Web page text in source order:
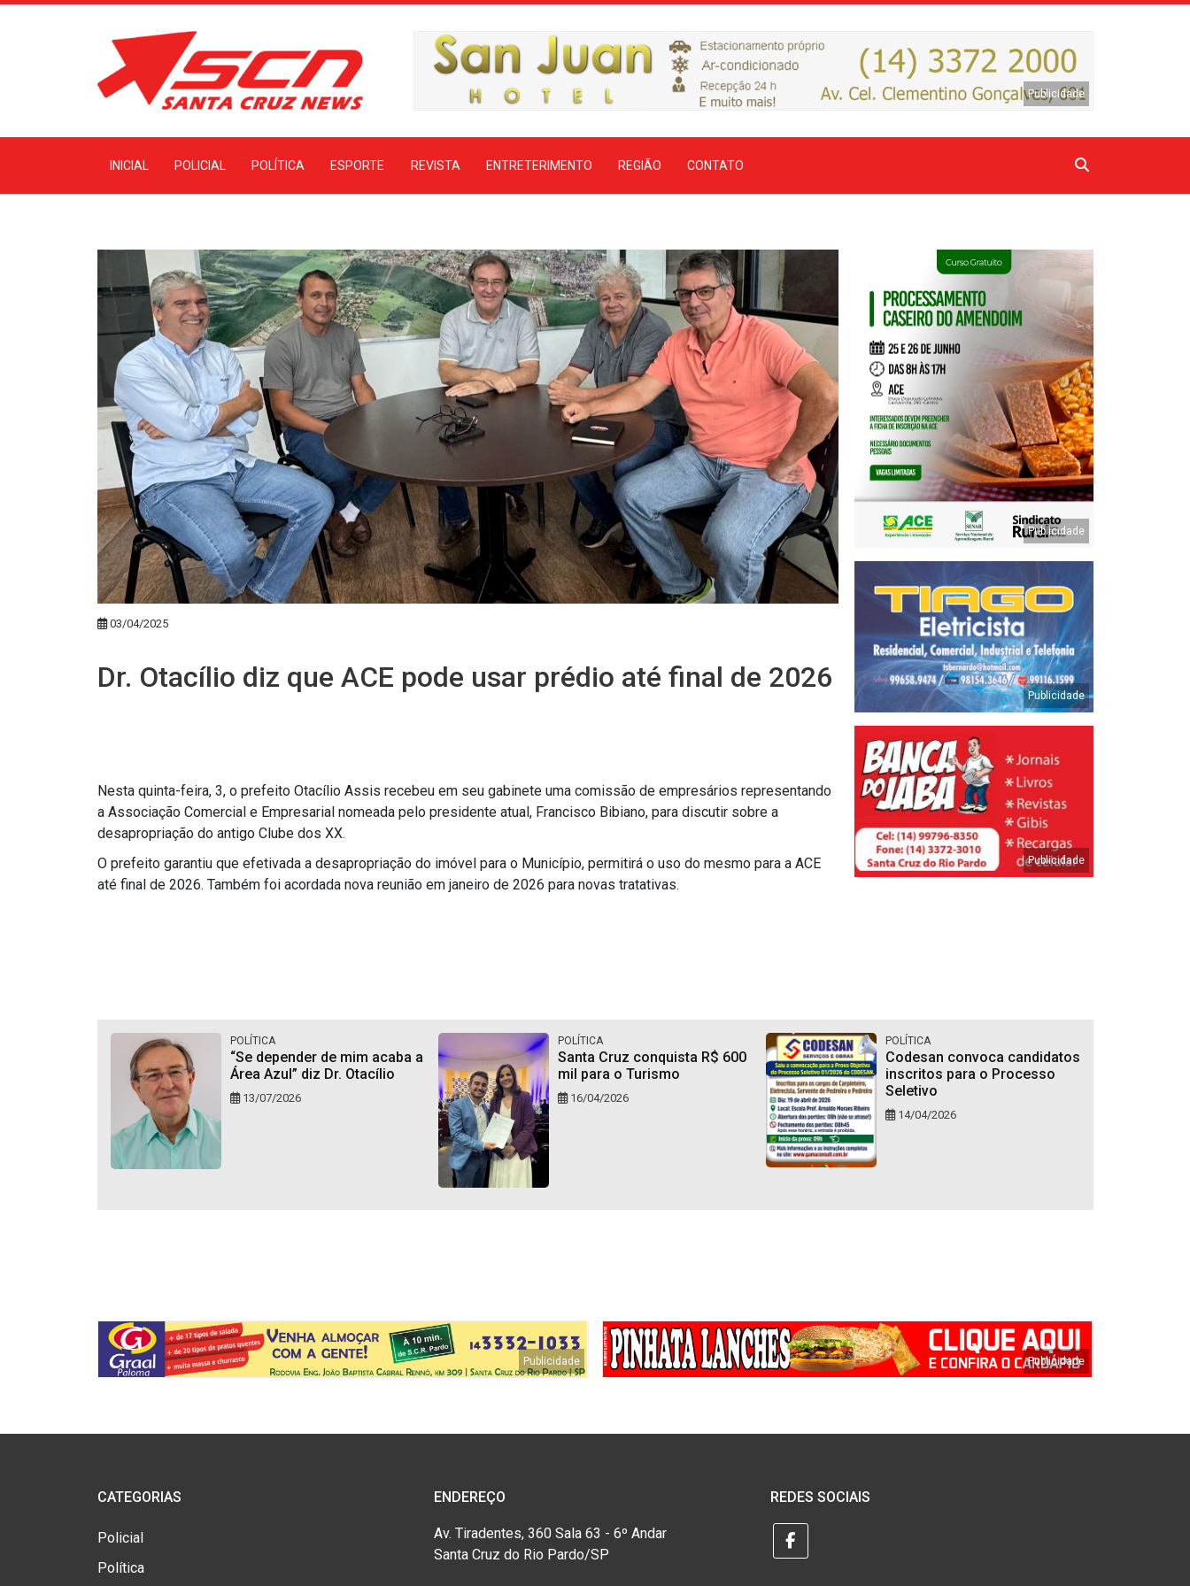
INICIAL POLICIAL POLÍTICA ESPORTE REVISTA ENTRETERIMENTO REGIÃO CONTATO
03/04/2025
Dr. Otacílio diz que ACE pode usar prédio até final de 2026
Nesta quinta-feira, 3, o prefeito Otacílio Assis recebeu em seu gabinete uma comissão de empresários representando
a Associação Comercial e Empresarial nomeada pelo presidente atual, Francisco Bibiano, para discutir sobre a
desapropriação do antigo Clube dos XX.
O prefeito garantiu que efetivada a desapropriação do imóvel para o Município, permitirá o uso do mesmo para a ACE
até final de 2026. Também foi acordada nova reunião em janeiro de 2026 para novas tratativas.
POLÍTICA
“Se depender de mim acaba a
Área Azul” diz Dr. Otacílio
13/07/2026
POLÍTICA
Santa Cruz conquista R$ 600
mil para o Turismo
16/04/2026
POLÍTICA
Codesan convoca candidatos
inscritos para o Processo
Seletivo
14/04/2026
CATEGORIAS
Policial
Política
ENDEREÇO
Av. Tiradentes, 360 Sala 63 - 6º Andar
Santa Cruz do Rio Pardo/SP
REDES SOCIAIS